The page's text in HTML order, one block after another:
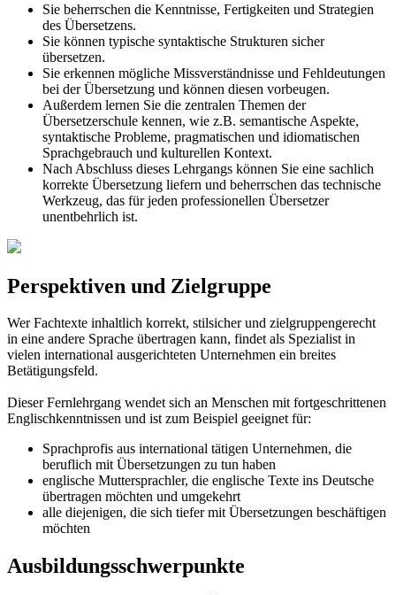
Sie beherrschen die Kenntnisse, Fertigkeiten und Strategien
des Übersetzens.
Sie können typische syntaktische Strukturen sicher
übersetzen.
Sie erkennen mögliche Missverständnisse und Fehldeutungen
bei der Übersetzung und können diesen vorbeugen.
Außerdem lernen Sie die zentralen Themen der
Übersetzerschule kennen, wie z.B. semantische Aspekte,
syntaktische Probleme, pragmatischen und idiomatischen
Sprachgebrauch und kulturellen Kontext.
Nach Abschluss dieses Lehrgangs können Sie eine sachlich
korrekte Übersetzung liefern und beherrschen das technische
Werkzeug, das für jeden professionellen Übersetzer
unentbehrlich ist.
Perspektiven und Zielgruppe
Wer Fachtexte inhaltlich korrekt, stilsicher und zielgruppengerecht
in eine andere Sprache übertragen kann, findet als Spezialist in
vielen international ausgerichteten Unternehmen ein breites
Betätigungsfeld.
Dieser Fernlehrgang wendet sich an Menschen mit fortgeschrittenen
Englischkenntnissen und ist zum Beispiel geeignet für:
Sprachprofis aus international tätigen Unternehmen, die
beruflich mit Übersetzungen zu tun haben
englische Muttersprachler, die englische Texte ins Deutsche
übertragen möchten und umgekehrt
alle diejenigen, die sich tiefer mit Übersetzungen beschäftigen
möchten
Ausbildungsschwerpunkte